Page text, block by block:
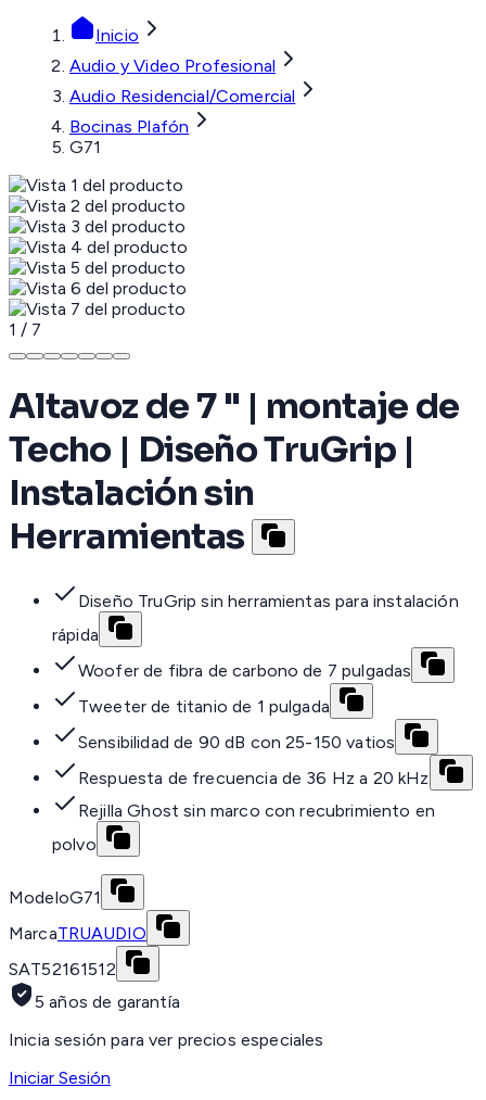
Inicio
Audio y Video Profesional
Audio Residencial/Comercial
Bocinas Plafón
G71
1 / 7
Altavoz de 7 " | montaje de
Techo | Diseño TruGrip |
Instalación sin
Herramientas
Diseño TruGrip sin herramientas para instalación
rápida
Woofer de fibra de carbono de 7 pulgadas
Tweeter de titanio de 1 pulgada
Sensibilidad de 90 dB con 25-150 vatios
Respuesta de frecuencia de 36 Hz a 20 kHz
Rejilla Ghost sin marco con recubrimiento en
polvo
ModeloG71
MarcaTRUAUDIO
SAT52161512
5 años de garantía
Inicia sesión para ver precios especiales
Iniciar Sesión